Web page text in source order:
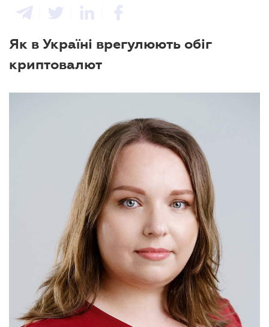
Як в Україні врегулюють обіг
криптовалют